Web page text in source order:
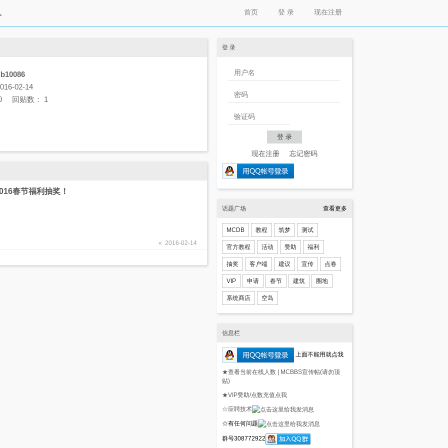
现在注册
登 录
首页
02-14
回贴数： 1
春节福利抽奖！
« 2016-02-14
登 录
现在注册 忘记密码
话题广场 查看更多
MCDB 教程 筑梦 测试
官方教程 活动 赞助 福利
抽奖 客户端 建议 宣传 点卷
VIP 申请 春节 建筑 圈地
系统商店 空岛
信息栏
上面不能用就点我
★查看当前在线人数
MCBBS宣传帖(请勿顶
贴)
★VIP赞助/点数充值点我
☆应聘技术
☆有任何问题
群号308772922